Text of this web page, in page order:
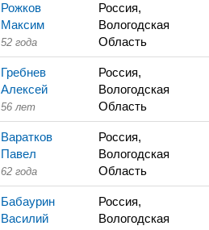
Рожков
Максим
52 года
Россия,
Вологодская
Область
Гребнев
Алексей
56 лет
Россия,
Вологодская
Область
Варатков
Павел
62 года
Россия,
Вологодская
Область
Бабаурин
Василий
Россия,
Вологодская